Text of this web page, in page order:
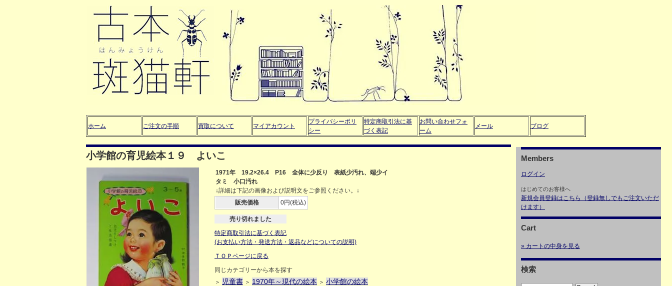
ホーム ご注文の手順 買取について マイアカウント
プライバシーポリ
シー
特定商取引法に基
づく表記
お問い合わせフォ
ーム
メール ブログ
小学館の育児絵本１９ よいこ
1971年 19.2×26.4 P16 全体に少反り 表紙少汚れ、端少イ
タミ 小口汚れ
↓詳細は下記の画像および説明文をご参照ください。↓
販売価格
0円(税込)
売り切れました
特定商取引法に基づく表記
(お支払い方法・発送方法・返品などについての説明)
ＴＯＰページに戻る
同じカテゴリーから本を探す
＞ 児童書 ＞ 1970年～現代の絵本 ＞ 小学館の絵本
Members
ログイン
はじめてのお客様へ
新規会員登録はこちら（登録無しでもご注文いただ
けます）
Cart
» カートの中身を見る
検索